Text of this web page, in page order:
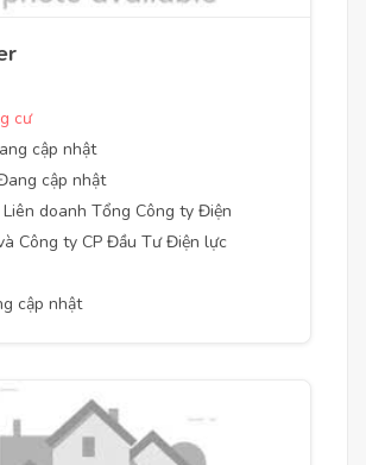
cư
cập nhật
cập nhật
Liên doanh Tổng Công ty Điện
Công ty CP Đầu Tư Điện lực
cập nhật